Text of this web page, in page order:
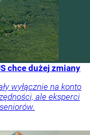
chce dużej zmiany
wyłącznie na konto
ale eksperci